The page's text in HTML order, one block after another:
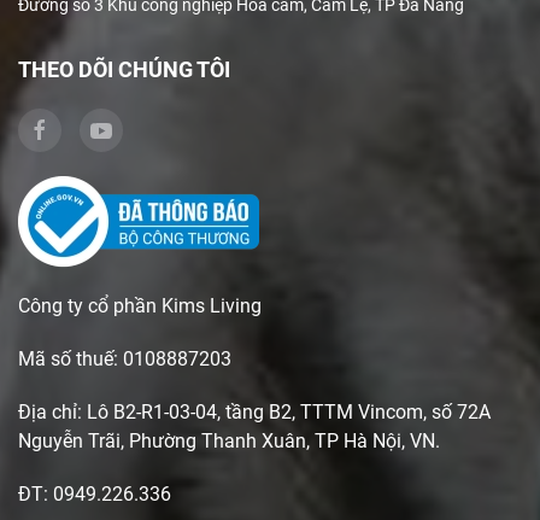
Đường số 3 Khu công nghiệp Hoà cầm, Cẩm Lệ, TP Đà Nẵng
THEO DÕI CHÚNG TÔI
Công ty cổ phần Kims Living
Mã số thuế: 0108887203
Địa chỉ: Lô B2-R1-03-04, tầng B2, TTTM Vincom, số 72A
Nguyễn Trãi, Phường Thanh Xuân, TP Hà Nội, VN.
ĐT: 0949.226.336